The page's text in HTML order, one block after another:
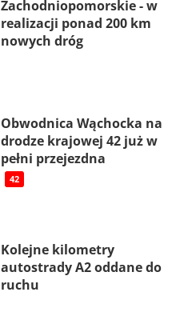
Zachodniopomorskie - w
realizacji ponad 200 km
nowych dróg
Obwodnica Wąchocka na
drodze krajowej 42 już w
pełni przejezdna
42
Kolejne kilometry
autostrady A2 oddane do
ruchu